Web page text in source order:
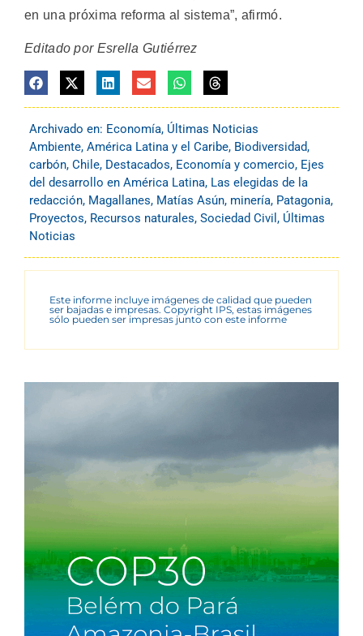
en una próxima reforma al sistema”, afirmó.
Editado por Esrella Gutiérrez
Archivado en: Economía, Últimas Noticias
Ambiente, América Latina y el Caribe, Biodiversidad,
carbón, Chile, Destacados, Economía y comercio, Ejes
del desarrollo en América Latina, Las elegidas de la
redacción, Magallanes, Matías Asún, minería, Patagonia,
Proyectos, Recursos naturales, Sociedad Civil , Últimas
Noticias
Este informe incluye imágenes de calidad que pueden
ser bajadas e impresas. Copyright IPS, estas imágenes
sólo pueden ser impresas junto con este informe